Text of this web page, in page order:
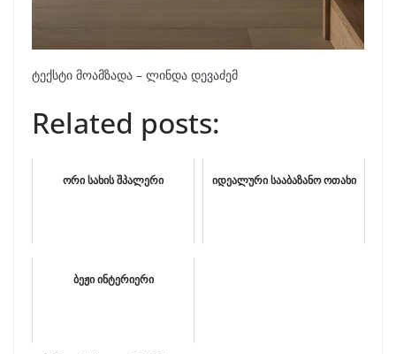
ტექსტი მოამზადა – ლინდა დევაძემ
Related posts:
ორი სახის შპალერი იდეალური სააბაზანო ოთახი
ბეჟი ინტერიერი